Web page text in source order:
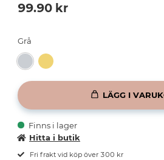
99.90 kr
Grå
LÄGG I
Finns i lager
Hitta i butik
Fri frakt vid köp över 300 kr